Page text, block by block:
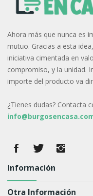
Ahora más que nunca es
mutuo. Gracias a esta
iniciativa cimentada en
compromiso, y la unidad.
importe del producto va
¿Tienes dudas? Contacta
Información
Otra Información